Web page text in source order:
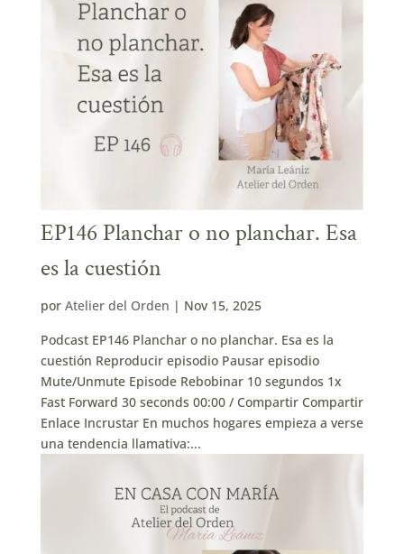
EP146 Planchar o no planchar. Esa
es la cuestión
por Atelier del Orden | Nov 15, 2025
Podcast EP146 Planchar o no planchar. Esa es la
cuestión Reproducir episodio Pausar episodio
Mute/Unmute Episode Rebobinar 10 segundos 1x
Fast Forward 30 seconds 00:00 / Compartir Compartir
Enlace Incrustar En muchos hogares empieza a verse
una tendencia llamativa:...